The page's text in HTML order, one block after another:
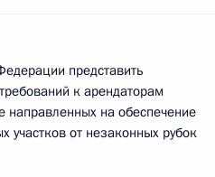
представить
к арендаторам
направленных на обеспечение
участков от незаконных рубок